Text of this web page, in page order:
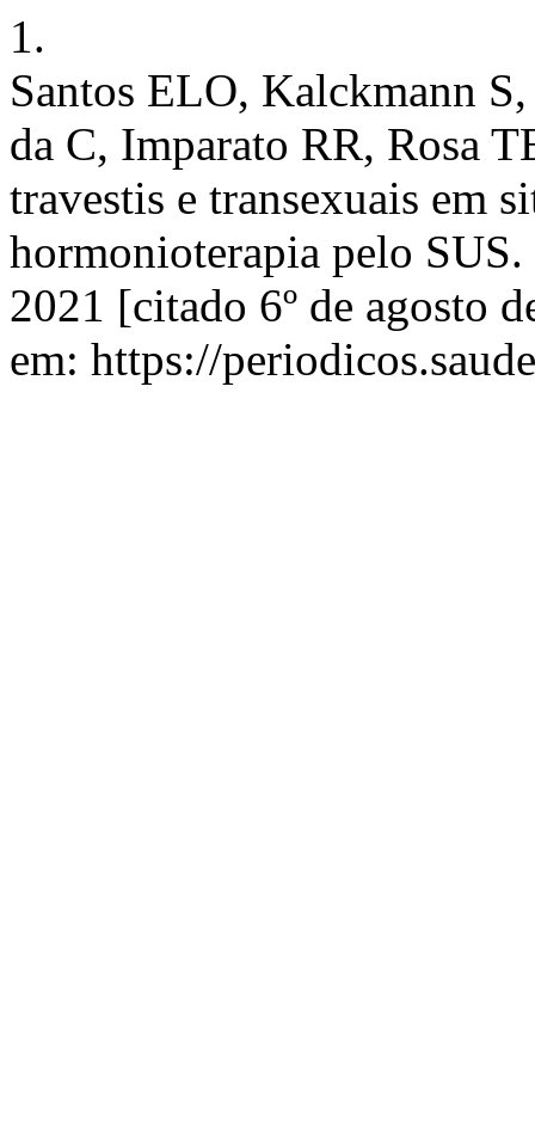
1.
Santos ELO, Kalckmann
da C, Imparato RR, Rosa
travestis e transexuais em
hormonioterapia pelo
2021 [citado 6º de agosto
em: https://